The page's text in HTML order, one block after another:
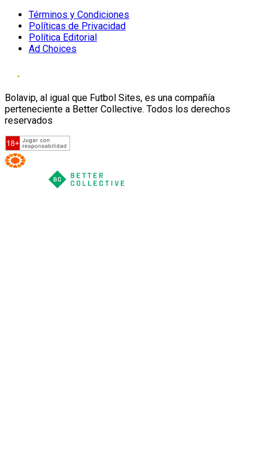
Términos y Condiciones
Políticas de Privacidad
Política Editorial
Ad Choices
Bolavip, al igual que Futbol Sites, es una compañía
perteneciente a Better Collective. Todos los derechos
reservados